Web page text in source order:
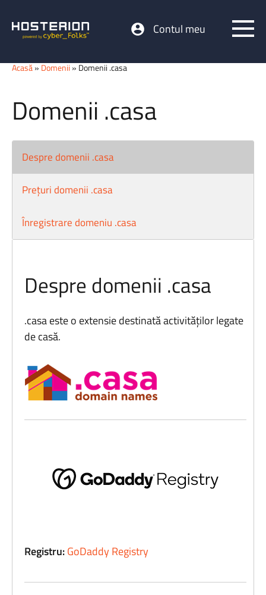
Contul meu
Acasă» Domenii » Domenii .casa
Domenii .casa
Despre domenii .casa
Prețuri domenii .casa
Înregistrare domeniu .casa
Despre domenii .casa
.casa este o extensie destinată activităților legate
de casă.
Registru:GoDaddy Registry